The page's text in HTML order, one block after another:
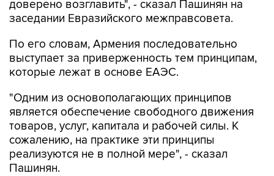
доверено возглавить", - сказал Пашинян на
заседании Евразийского межправсовета.
По его словам, Армения последовательно
выступает за приверженность тем принципам,
которые лежат в основе ЕАЭС.
"Одним из основополагающих принципов
является обеспечение свободного движения
товаров, услуг, капитала и рабочей силы. К
сожалению, на практике эти принципы
реализуются не в полной мере", - сказал
Пашинян.